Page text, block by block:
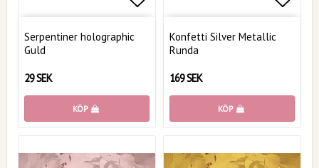
Serpentiner holographic
Guld
29 SEK
KÖP
Konfetti Silver Metallic
Runda
169 SEK
KÖP